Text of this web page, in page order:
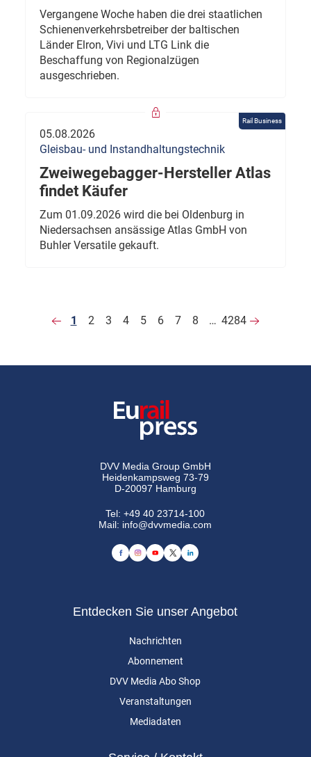
Vergangene Woche haben die drei staatlichen
Schienenverkehrsbetreiber der baltischen
Länder Elron, Vivi und LTG Link die
Beschaffung von Regionalzügen
ausgeschrieben.
Rail Business
05.08.2026
Gleisbau- und Instandhaltungstechnik
Zweiwegebagger-Hersteller Atlas
findet Käufer
Zum 01.09.2026 wird die bei Oldenburg in
Niedersachsen ansässige Atlas GmbH von
Buhler Versatile gekauft.
1 2 3 4 5 6 7 8 … 4284
DVV Media Group GmbH
Heidenkampsweg 73-79
D-20097 Hamburg
Tel:+49 40 23714-100
Mail: info@dvvmedia.com
Entdecken Sie unser Angebot
Nachrichten
Abonnement
DVV Media Abo Shop
Veranstaltungen
Mediadaten